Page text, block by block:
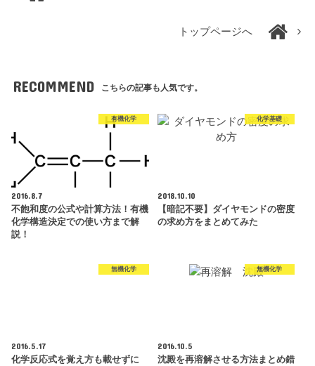
トップページへ
RECOMMEND こちらの記事も人気です。
有機化学
2016.8.7
不飽和度の公式や計算方法！有機
化学構造決定での使い方まで解
説！
化学基礎
2018.10.10
【暗記不要】ダイヤモンドの密度
の求め方をまとめてみた
無機化学
2016.5.17
化学反応式を覚え方も載せずに
無機化学
2016.10.5
沈殿を再溶解させる方法まとめ錯